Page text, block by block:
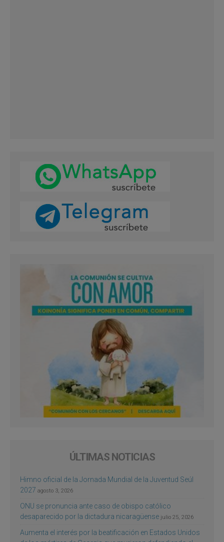
ÚLTIMAS NOTICIAS
Himno oficial de la Jornada Mundial de la Juventud Seúl
2027 agosto 3, 2026
ONU se pronuncia ante caso de obispo católico
desaparecido por la dictadura nicaragüense julio 25, 2026
Aumenta el interés por la beatificación en Estados Unidos